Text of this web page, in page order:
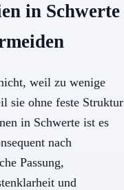
in Schwerte
weil zu wenige
sie ohne feste Struktur
in Schwerte ist es
nach
Passung,
und